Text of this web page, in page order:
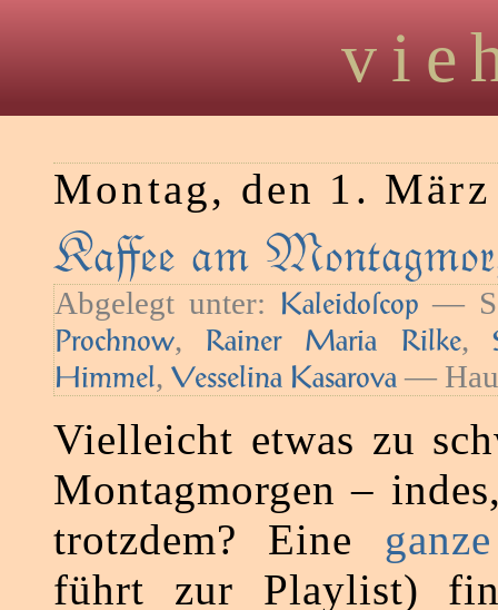
Montag, den 1.
Kaﬀee am
Abgelegt unter: Kaleidoſcop —
Prochnow, Rainer Maria Rilke,
Himmel, Vesselina Kasarova —
Vielleicht etwas zu
Montagmorgen –
trotzdem? Eine
führt zur Playlist)